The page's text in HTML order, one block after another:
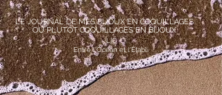
LE JOURNAL DE MES BIJOUX EN COQUILLAGES
OU PLUTÔT COQUILLAGES EN BIJOUX
L|C
Entre l'Océan et l'Établi